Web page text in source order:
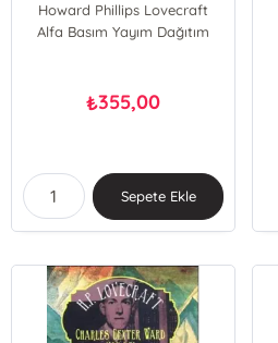
Howard Phillips Lovecraft
Alfa Basım Yayım Dağıtım
₺355,00
Sepete Ekle